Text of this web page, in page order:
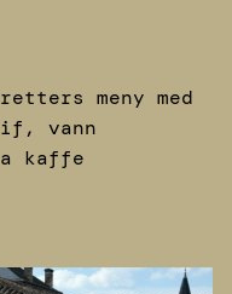
meny med
vann
kaffe